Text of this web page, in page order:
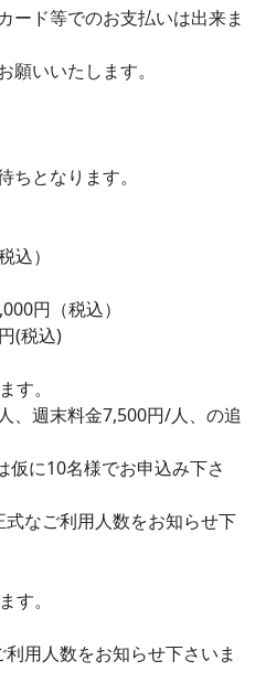
ード等でのお支払いは出来ま
いいたします。
となります。
込）
円（税込）
(税込)
す。
、週末料金7,500円/人、の追
に10名様でお申込み下さ
なご利用人数をお知らせ下
す。
用人数をお知らせ下さいま